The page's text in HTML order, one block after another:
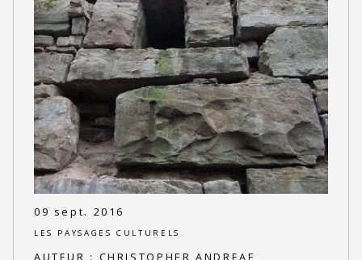
09 sept. 2016
LES PAYSAGES CULTURELS
AUTEUR : CHRISTOPHER ANDREAE